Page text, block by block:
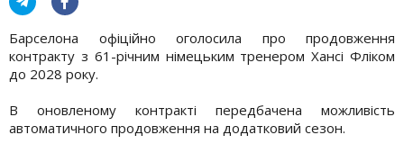
Барселона офіційно оголосила про продовження
контракту з 61-річним німецьким тренером Хансі Фліком
до 2028 року.
В оновленому контракті передбачена можливість
автоматичного продовження на додатковий сезон.